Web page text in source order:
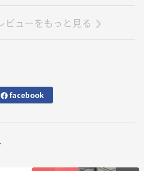
ビューをもっと見る
facebook